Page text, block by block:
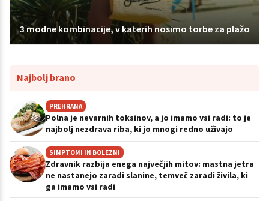
3 modne kombinacije, v katerih nosimo torbe za plažo
Najbolj brano
PREHRANA
Polna je nevarnih toksinov, a jo imamo vsi radi: to je
najbolj nezdrava riba, ki jo mnogi redno uživajo
SIMPTOMI IN BOLEZNI
Zdravnik razbija enega največjih mitov: mastna jetra
ne nastanejo zaradi slanine, temveč zaradi živila, ki
ga imamo vsi radi